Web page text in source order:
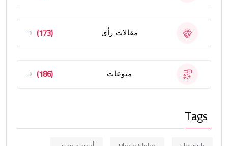
مقالات رأى (173)
منوعات (186)
Tags